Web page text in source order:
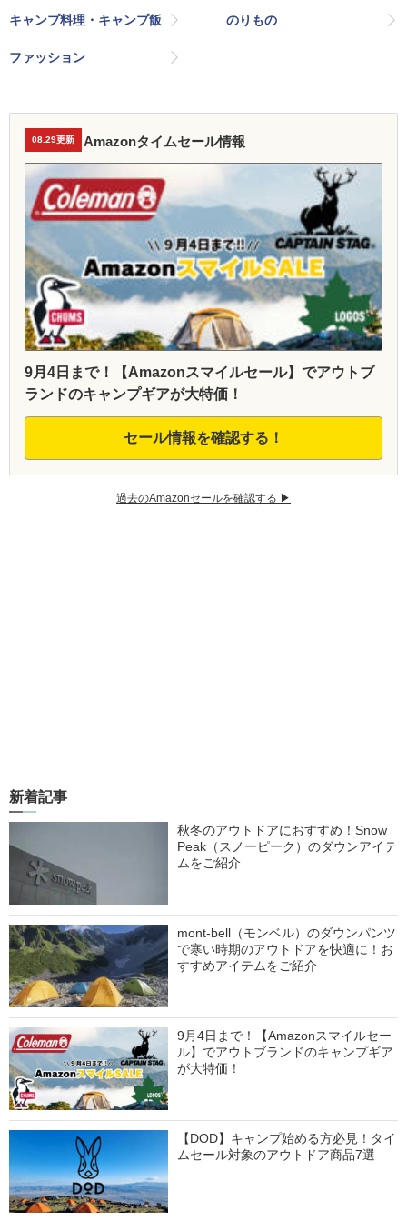
キャンプ料理・キャンプ飯 のりもの
ファッション
08.29更新 Amazonタイムセール情報
9月4日まで！【Amazonスマイルセール】でアウトブ
ランドのキャンプギアが大特価！
セール情報を確認する！
過去のAmazonセールを確認する ▶︎
新着記事
秋冬のアウトドアにおすすめ！Snow
Peak（スノーピーク）のダウンアイテ
ムをご紹介
mont-bell（モンベル）のダウンパンツ
で寒い時期のアウトドアを快適に！お
すすめアイテムをご紹介
9月4日まで！【Amazonスマイルセー
ル】でアウトブランドのキャンプギア
が大特価！
【DOD】キャンプ始める方必見！タイ
ムセール対象のアウトドア商品7選